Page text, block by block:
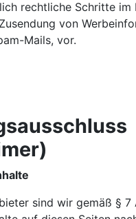
rechtliche Schritte im
von
Mails, vor.
sind wir gemäß § 7